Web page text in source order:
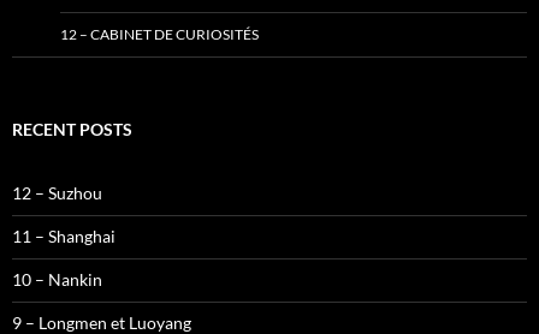
12 – CABINET DE CURIOSITÉS
RECENT POSTS
12 – Suzhou
11 – Shanghai
10 – Nankin
9 – Longmen et Luoyang